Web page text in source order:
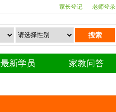
老师登录
家长登记
搜索
最新学员 家教问答